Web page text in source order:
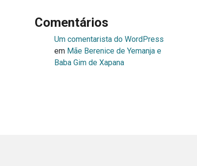
Comentários
Um comentarista do WordPress
em Mãe Berenice de Yemanja e
Baba Gim de Xapana